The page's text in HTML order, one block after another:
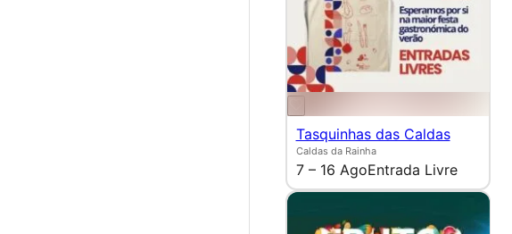
Tasquinhas das Caldas
Caldas da Rainha
7 – 16 AgoEntrada Livre